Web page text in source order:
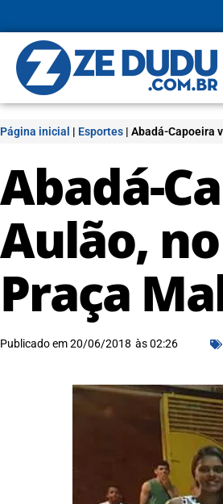
Página inicial | Esportes | Abadá-Capoeira
Abadá-
Aulão,
Praça
Publicado em20/06/2018 às02:26